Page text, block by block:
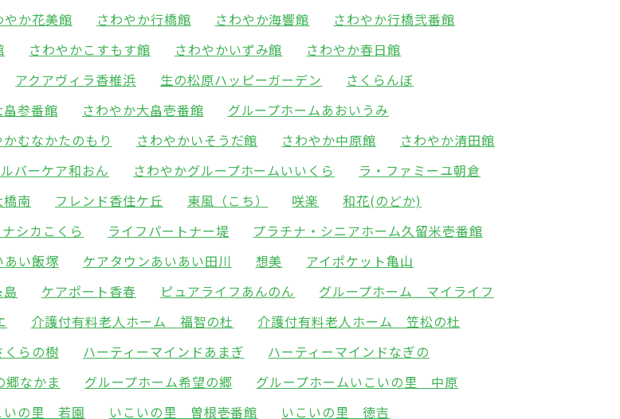
やか花美館 さわやか行橋館 さわやか海響館
さわやか行橋弐番館
さわやかこすもす館 さわやかいずみ館
さわやか春日館
アクアヴィラ香椎浜 生の松原ハッピーガーデン
さくらんぼ
参番館 さわやか大畠壱番館
グループホームあおいうみ
かむなかたのもり さわやかいそうだ館 さわやか中原館
さわやか清田館
バーケア和おん さわやかグループホームいいくら
ラ・ファミーユ朝倉
南 フレンド香住ケ丘 東風（こち） 咲楽
和花(のどか)
シカこくら ライフパートナー堤
プラチナ・シニアホーム久留米壱番館
あい飯塚 ケアタウンあいあい田川 想美
アイポケット亀山
島 ケアポート香春 ピュアライフあんのん
グループホーム マイライフ
介護付有料老人ホーム 福智の杜
介護付有料老人ホーム 笠松の杜
くらの樹 ハーティーマインドあまぎ
ハーティーマインドなぎの
郷なかま グループホーム希望の郷
グループホームいこいの里 中原
いの里 若園 いこいの里 曽根壱番館 いこいの里 徳吉